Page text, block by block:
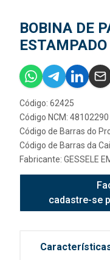
BOBINA DE
Código: 62425
Código NCM: 48102290
Código de Barras do
Código de Barras da
Fabricante: GESSELE
cadastre-se